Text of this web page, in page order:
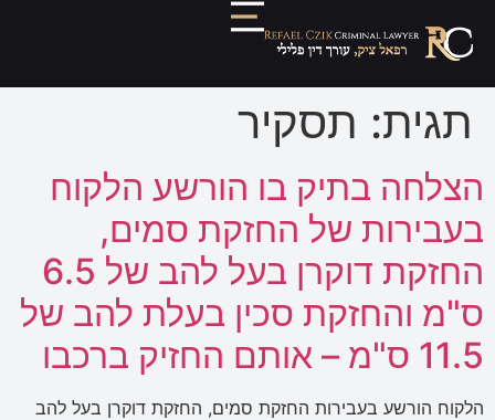
תגית: תסקיר
הצלחה בתיק בו הורשע הלקוח
בעבירות של החזקת סמים,
החזקת דוקרן בעל להב של 6.5
ס"מ והחזקת סכין בעלת להב של
11.5 ס"מ – אותם החזיק ברכבו
הלקוח הורשע בעבירות החזקת סמים, החזקת דוקרן בעל להב